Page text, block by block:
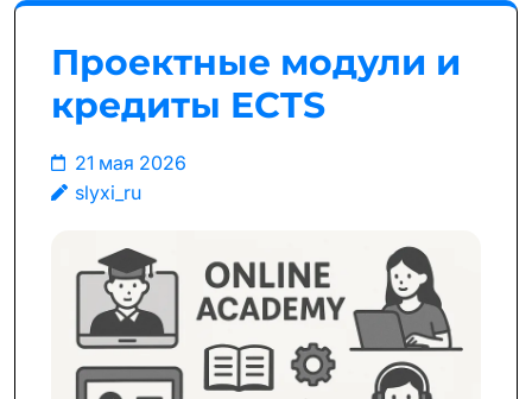
Проектные модули и
кредиты ECTS
21 мая 2026
slyxi_ru